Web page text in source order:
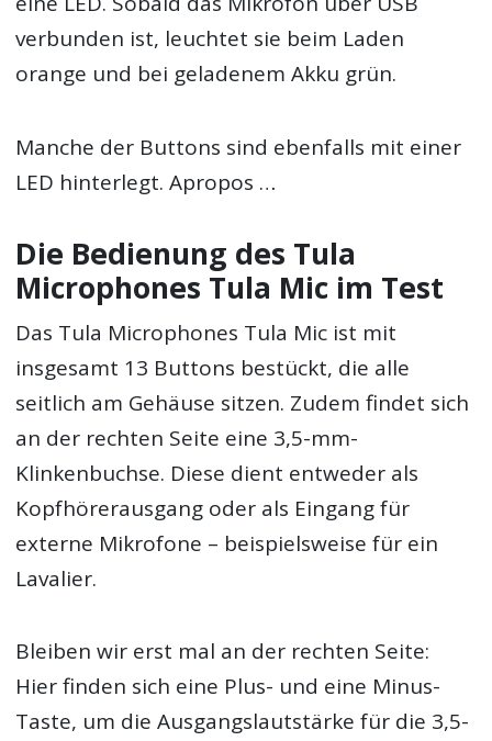
verbunden ist, leuchtet sie beim Laden
orange und bei geladenem Akku grün.
Manche der Buttons sind ebenfalls mit einer
LED hinterlegt. Apropos …
Die Bedienung des Tula
Microphones Tula Mic im Test
Das Tula Microphones Tula Mic ist mit
insgesamt 13 Buttons bestückt, die alle
seitlich am Gehäuse sitzen. Zudem findet sich
an der rechten Seite eine 3,5-mm-
Klinkenbuchse. Diese dient entweder als
Kopfhörerausgang oder als Eingang für
externe Mikrofone – beispielsweise für ein
Lavalier.
Bleiben wir erst mal an der rechten Seite:
Hier finden sich eine Plus- und eine Minus-
Taste, um die Ausgangslautstärke für die 3,5-